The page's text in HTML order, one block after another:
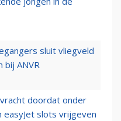
sluit vliegveld
bij ANVR
doordat onder
easyJet slots vrijgeven